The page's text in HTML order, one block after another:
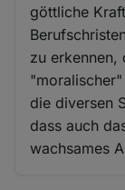
göttliche
zu erkennen,
die diversen
dass auch
wachsames